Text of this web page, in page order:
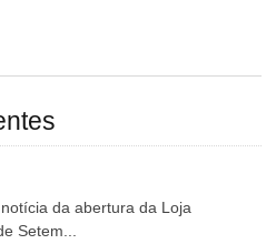
da abertura da Loja
Setem...